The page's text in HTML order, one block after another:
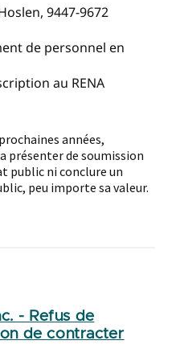
9447-9672
de personnel en
au RENA
années,
présenter de soumission
public ni conclure un
peu importe sa valeur.
- Refus de
de contracter